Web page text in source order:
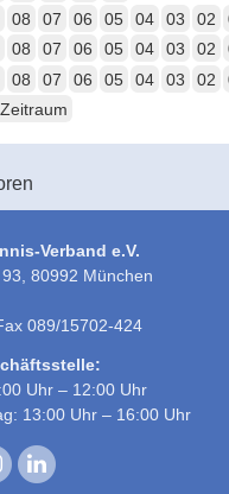
08 07 06 05 04 03 02
08 07 06 05 04 03 02
08 07 06 05 04 03 02
Verband e.V.
80992 München
089/15702-424
Uhr – 12:00 Uhr
13:00 Uhr – 16:00 Uhr